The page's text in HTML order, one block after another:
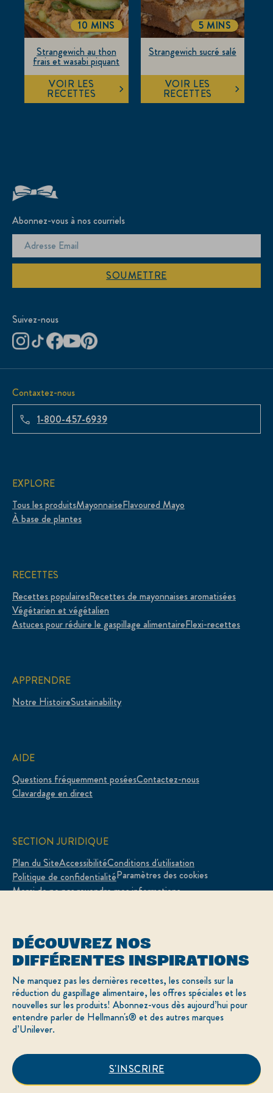
Strangewich au thon
frais et wasabi piquant
TOTALTIME
10 MINS
VOIR LES
RECETTES
Strangewich sucré salé
TOTALTIME
5 MINS
VOIR LES
RECETTES
Abonnez-vous à nos courriels
SOUMETTRE
Suivez-nous
Contaxtez-nous
1-800-457-6939
EXPLORE
Tous les produitsMayonnaiseFlavoured Mayo
À base de plantes
RECETTES
Recettes populairesRecettes de mayonnaises aromatisées
Végétarien et végétalien
Astuces pour réduire le gaspillage alimentaireFlexi-recettes
APPRENDRE
Notre HistoireSustainability
AIDE
Questions fréquemment poséesContactez-nous
Clavardage en direct
SECTION JURIDIQUE
Plan du SiteAccessibilitéConditions d'utilisation
Politique de confidentialitéParamètres des cookies
Merci de ne pas revendre mes informations
Ce site Web s’adresse uniquement aux
consommateurs canadiens de produits et services de
Unilever Canada Inc.
LOCATION
Canada Sélectionnez votre pays
English
DÉCOUVREZ NOS
DIFFÉRENTES INSPIRATIONS
Ne manquez pas les dernières recettes, les conseils sur la
réduction du gaspillage alimentaire, les offres spéciales et les
nouvelles sur les produits! Abonnez-vous dès aujourd’hui pour
entendre parler de Hellmann's® et des autres marques
d’Unilever.
S'INSCRIRE